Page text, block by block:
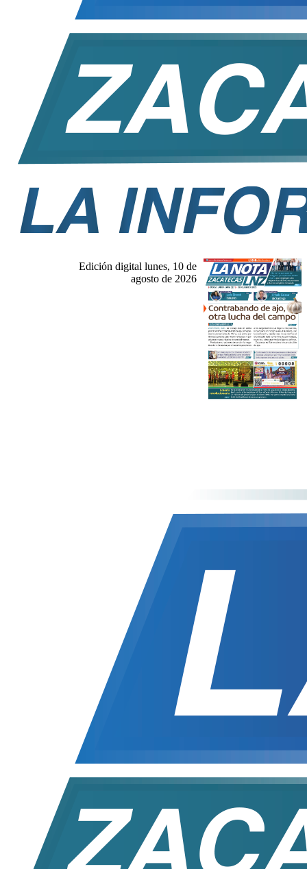
Edición digital lunes, 10 de
agosto de 2026